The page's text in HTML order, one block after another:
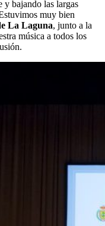
y bajando las largas
muy bien
La Laguna, junto a la
música a todos los